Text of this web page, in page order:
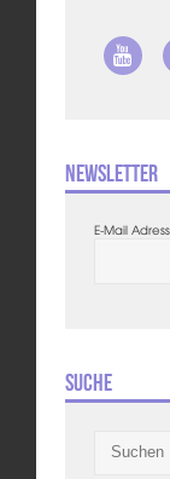
Newsletter
E-Mail
Suche
nach: